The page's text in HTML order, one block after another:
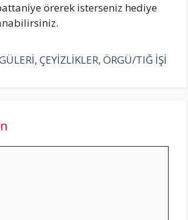
örerek isterseniz hediye
,ÇEYİZLİKLER,ÖRGÜ/TIĞ İŞİ